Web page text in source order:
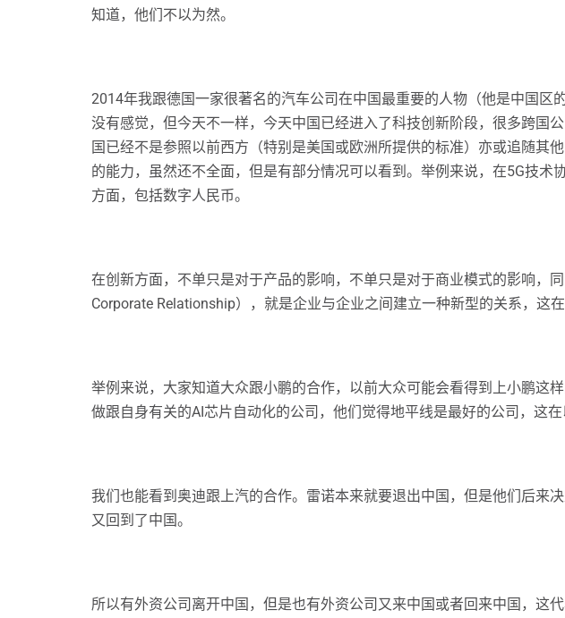
知道，他们不以为然。
2014年我跟德国一家很著名的汽车公司在中国最重要的人物（他是中国
没有感觉，但今天不一样，今天中国已经进入了科技创新阶段，很多跨国
国已经不是参照以前西方（特别是美国或欧洲所提供的标准）亦或追随其
的能力，虽然还不全面，但是有部分情况可以看到。举例来说，在5G技
方面，包括数字人民币。
在创新方面，不单只是对于产品的影响，不单只是对于商业模式的影响，
Corporate Relationship），就是企业与企业之间建立一种新型的关系，这
举例来说，大家知道大众跟小鹏的合作，以前大众可能会看得到上小鹏这
做跟自身有关的AI芯片自动化的公司，他们觉得地平线是最好的公司，这在
我们也能看到奥迪跟上汽的合作。雷诺本来就要退出中国，但是他们后来
又回到了中国。
所以有外资公司离开中国，但是也有外资公司又来中国或者回来中国，这